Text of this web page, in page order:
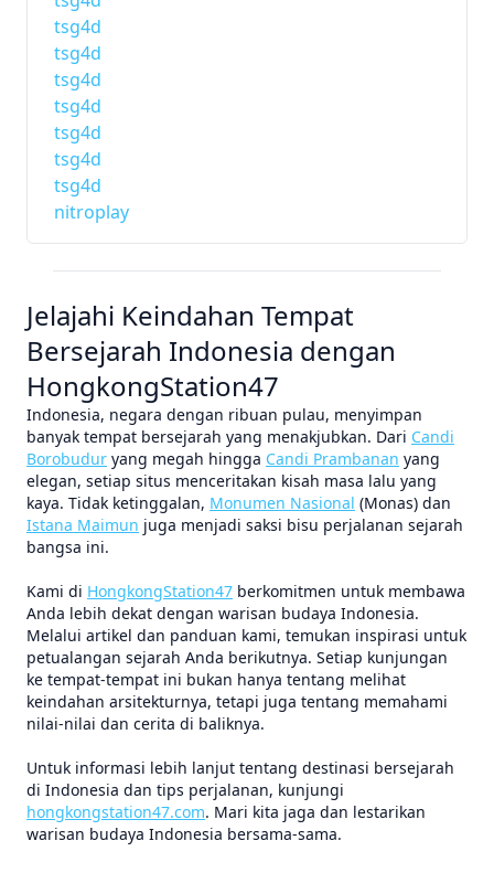
tsg4d
tsg4d
tsg4d
tsg4d
tsg4d
tsg4d
tsg4d
nitroplay
Jelajahi Keindahan Tempat
Bersejarah Indonesia dengan
HongkongStation47
Indonesia, negara dengan ribuan pulau, menyimpan
banyak tempat bersejarah yang menakjubkan. Dari Candi
Borobudur yang megah hingga Candi Prambanan yang
elegan, setiap situs menceritakan kisah masa lalu yang
kaya. Tidak ketinggalan, Monumen Nasional (Monas) dan
Istana Maimun juga menjadi saksi bisu perjalanan sejarah
bangsa ini.
Kami di HongkongStation47 berkomitmen untuk membawa
Anda lebih dekat dengan warisan budaya Indonesia.
Melalui artikel dan panduan kami, temukan inspirasi untuk
petualangan sejarah Anda berikutnya. Setiap kunjungan
ke tempat-tempat ini bukan hanya tentang melihat
keindahan arsitekturnya, tetapi juga tentang memahami
nilai-nilai dan cerita di baliknya.
Untuk informasi lebih lanjut tentang destinasi bersejarah
di Indonesia dan tips perjalanan, kunjungi
hongkongstation47.com. Mari kita jaga dan lestarikan
warisan budaya Indonesia bersama-sama.